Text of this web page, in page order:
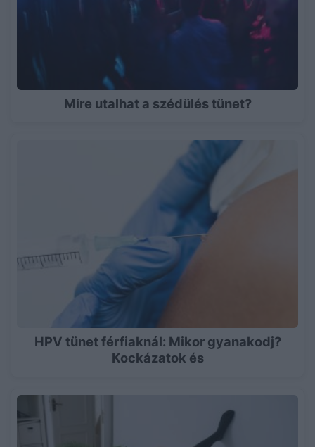
Mire utalhat a szédülés tünet?
HPV tünet férfiaknál: Mikor gyanakodj?
Kockázatok és